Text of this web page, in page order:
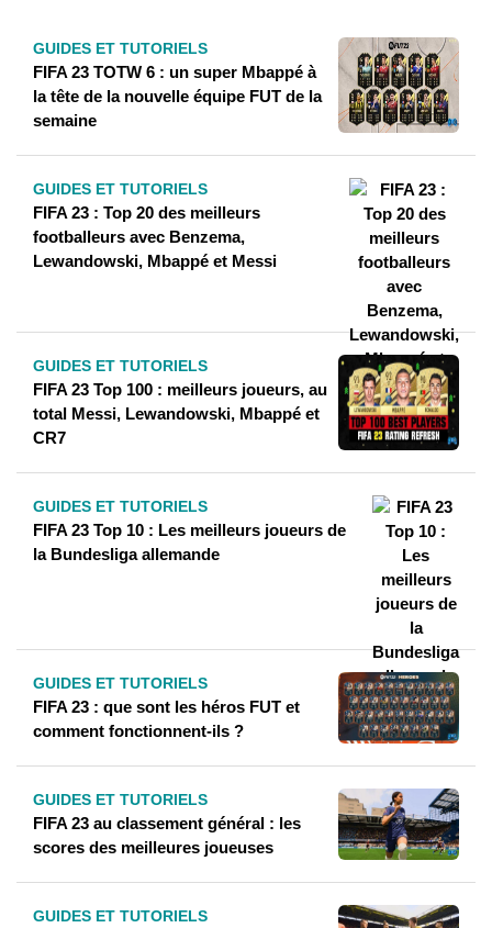
GUIDES ET TUTORIELS
FIFA 23 TOTW 6 : un super Mbappé à
la tête de la nouvelle équipe FUT de la
semaine
GUIDES ET TUTORIELS
FIFA 23 : Top 20 des meilleurs
footballeurs avec Benzema,
Lewandowski, Mbappé et Messi
GUIDES ET TUTORIELS
FIFA 23 Top 100 : meilleurs joueurs, au
total Messi, Lewandowski, Mbappé et
CR7
GUIDES ET TUTORIELS
FIFA 23 Top 10 : Les meilleurs joueurs de
la Bundesliga allemande
GUIDES ET TUTORIELS
FIFA 23 : que sont les héros FUT et
comment fonctionnent-ils ?
GUIDES ET TUTORIELS
FIFA 23 au classement général : les
scores des meilleures joueuses
GUIDES ET TUTORIELS